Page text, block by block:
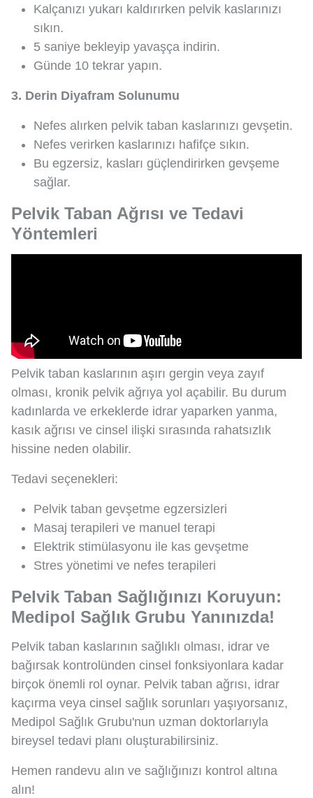
Kalçanızı yukarı kaldırırken pelvik kaslarınızı
sıkın.
5 saniye bekleyip yavaşça indirin.
Günde 10 tekrar yapın.
3. Derin Diyafram Solunumu
Nefes alırken pelvik taban kaslarınızı gevşetin.
Nefes verirken kaslarınızı hafifçe sıkın.
Bu egzersiz, kasları güçlendirirken gevşeme
sağlar.
Pelvik Taban Ağrısı ve Tedavi
Yöntemleri
Pelvik taban kaslarının aşırı gergin veya zayıf
olması, kronik pelvik ağrıya yol açabilir. Bu durum
kadınlarda ve erkeklerde idrar yaparken yanma,
kasık ağrısı ve cinsel ilişki sırasında rahatsızlık
hissine neden olabilir.
Tedavi seçenekleri:
Pelvik taban gevşetme egzersizleri
Masaj terapileri ve manuel terapi
Elektrik stimülasyonu ile kas gevşetme
Stres yönetimi ve nefes terapileri
Pelvik Taban Sağlığınızı Koruyun:
Medipol Sağlık Grubu Yanınızda!
Pelvik taban kaslarının sağlıklı olması, idrar ve
bağırsak kontrolünden cinsel fonksiyonlara kadar
birçok önemli rol oynar. Pelvik taban ağrısı, idrar
kaçırma veya cinsel sağlık sorunları yaşıyorsanız,
Medipol Sağlık Grubu'nun uzman doktorlarıyla
bireysel tedavi planı oluşturabilirsiniz.
Hemen randevu alın ve sağlığınızı kontrol altına
alın!